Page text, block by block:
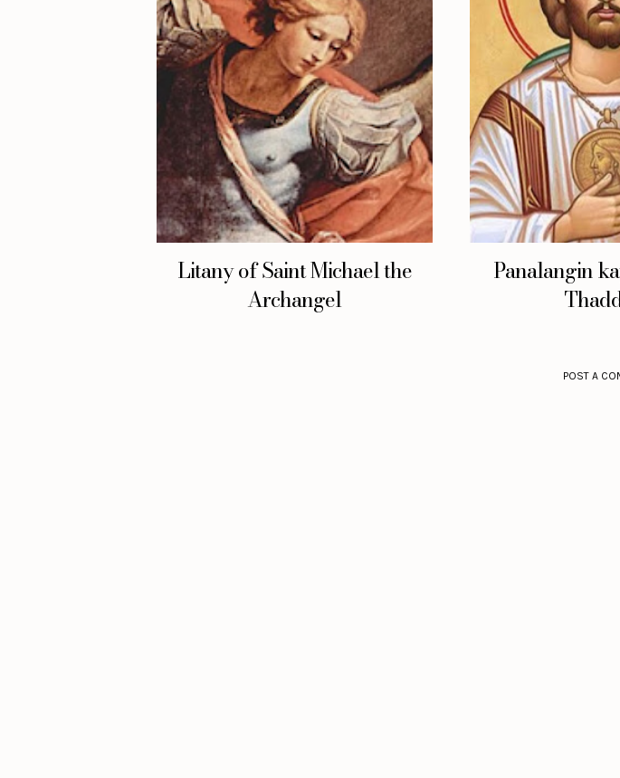
Litany of Saint Michael the
Archangel
Panalangin
POST A